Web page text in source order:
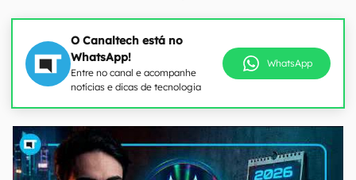
O Canaltech está no
WhatsApp!
Entre no canal e acompanhe
notícias e dicas de tecnologia
WhatsApp